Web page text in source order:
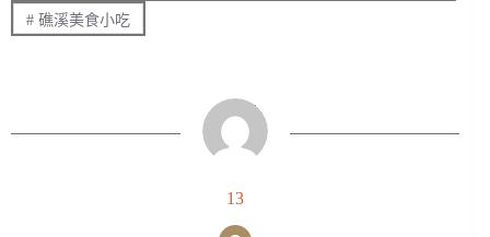
#礁溪美食小吃
13